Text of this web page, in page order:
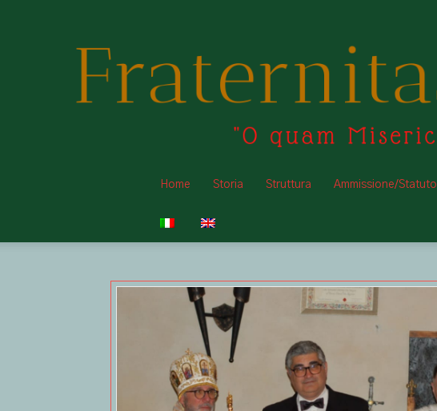
Home Storia Struttura Ammissione/Statuto